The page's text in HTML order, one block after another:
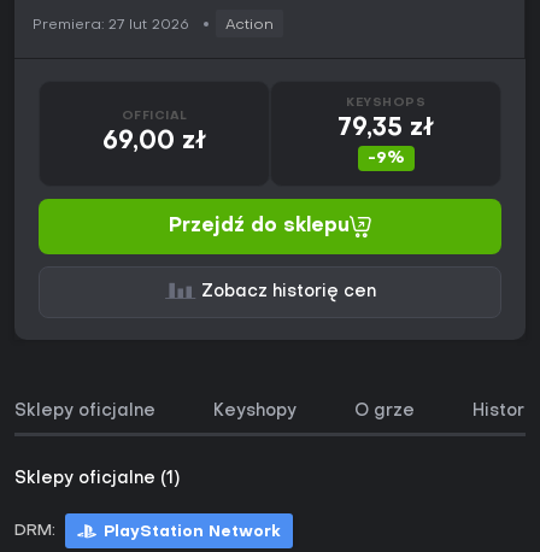
Premiera: 27 lut 2026 Action
OFFICIAL
69,00 zł
KEYSHOPS
79,35 zł
-9%
Przejdź do sklepu
Zobacz historię cen
Sklepy oficjalne Keyshopy O grze
Sklepy oficjalne (1)
DRM: PlayStation Network